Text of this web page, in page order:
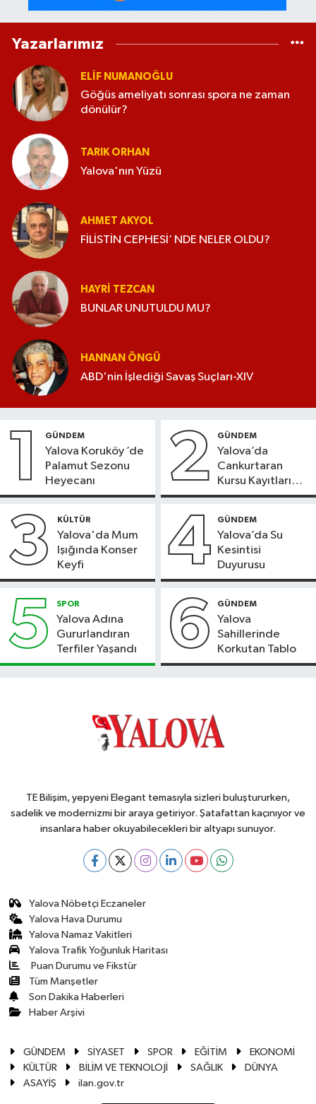
Yazarlarımız
ELİF NUMANOĞLU
Göğüs ameliyatı sonrası spora ne zaman
dönülür?
TARIK ORHAN
Yalova'nın Yüzü
AHMET AKYOL
FİLİSTİN CEPHESİ’ NDE NELER OLDU?
HAYRI TEZCAN
BUNLAR UNUTULDU MU?
HANNAN ÖNGÜ
ABD'nin İşlediği Savaş Suçları-XIV
1 GÜNDEM
Yalova Koruköy ’de
Palamut Sezonu
Heyecanı
2 GÜNDEM
Yalova’da
Cankurtaran
Kursu Kayıtları
Başladı
3 KÜLTÜR
Yalova'da Mum
Işığında Konser
Keyfi
4 GÜNDEM
Yalova’da Su
Kesintisi
Duyurusu
5 SPOR
Yalova Adına
Gururlandıran
Terfiler Yaşandı
6 GÜNDEM
Yalova
Sahillerinde
Korkutan Tablo
TE Bilişim, yepyeni Elegant temasıyla sizleri buluştururken,
sadelik ve modernizmi bir araya getiriyor. Şatafattan kaçınıyor ve
insanlara haber okuyabilecekleri bir altyapı sunuyor.
Yalova Nöbetçi Eczaneler
Yalova Hava Durumu
Yalova Namaz Vakitleri
Yalova Trafik Yoğunluk Haritası
Puan Durumu ve Fikstür
Tüm Manşetler
Son Dakika Haberleri
Haber Arşivi
GÜNDEM SİYASET SPOR EĞİTİM
EKONOMİ
KÜLTÜR
BİLİM VE TEKNOLOJİ SAĞLIK
DÜNYA
ASAYİŞ
ilan.gov.tr